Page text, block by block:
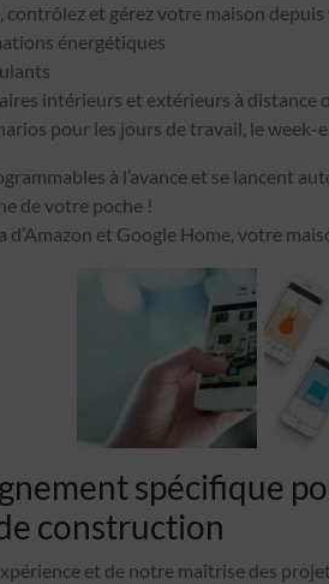
contrôlez et gérez votre maison
énergétiques
intérieurs et extérieurs à distance
pour les jours de travail, le week-
à l’avance et se lancent
de votre poche !
d’Amazon et Google Home, votre
spécifique
construction
et de notre maîtrise des